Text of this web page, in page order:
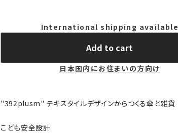
International shipping available
Add to cart
日本国内にお住まいの方向け
"392plusm" テキスタイルデザインからつくる傘と雑貨
こども安全設計